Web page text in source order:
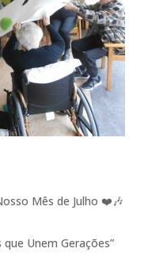
Mês de Julho ❤️🎶
Unem Gerações”